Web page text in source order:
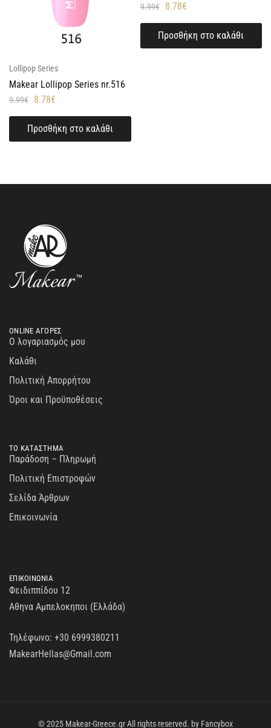
Lollipop Series
Makear Lollipop Series nr.516
9.99€ 8.78€
Προσθήκη στο καλάθι
9.99€ 8.78€
Προσθήκη στο καλάθι
ONLINE ΑΓΟΡΕΣ
Ο λογαριασμός μου
Καλάθι
Πολιτική Απορρήτου
Όροι και Προϋποθέσεις
ΤΟ ΚΑΤΑΣΤΗΜΑ
Παράδοση – Πληρωμή
Πολιτική Επιστροφών
Σελίδα Άρθρων
Επικοινωνία
ΕΠΙΚΟΙΝΩΝΙΑ
Φειδιππίδου 12
Αθηνα Αμπελοκηποι (Ελλάδα)
Τηλέφωνο: +30 6999380211
MakearHellas@Gmail.com
© 2025 Makear-Greece.gr All rights reserved. by Fancybox